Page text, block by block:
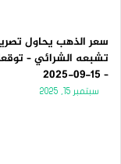
سعر الذهب يحاول
تشبعه الشرائي –
– 15-09-2025
سبتمبر 15, 2025